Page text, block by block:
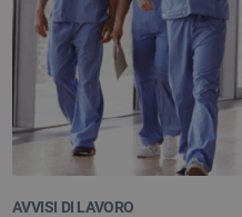
AVVISI DI LAVORO